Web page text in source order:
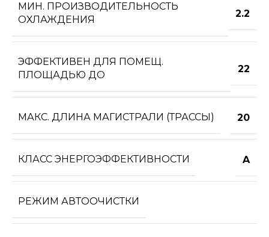
МИН. ПРОИЗВОДИТЕЛЬНОСТЬ
ОХЛАЖДЕНИЯ
2.2
ЭФФЕКТИВЕН ДЛЯ ПОМЕЩ.
ПЛОЩАДЬЮ ДО
22
МАКС. ДЛИНА МАГИСТРАЛИ (ТРАССЫ) 20
КЛАСС ЭНЕРГОЭФФЕКТИВНОСТИ A
РЕЖИМ АВТООЧИСТКИ